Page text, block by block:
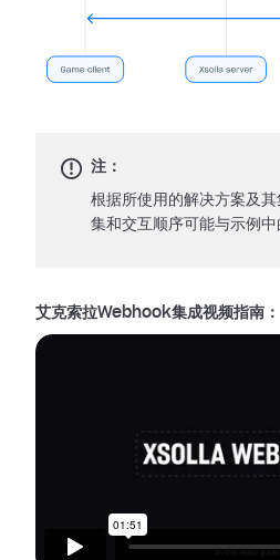
注：
根据所使用的解决方案及
集和交互顺序可能与示例中
艾克索拉Webhook集成视频指南：